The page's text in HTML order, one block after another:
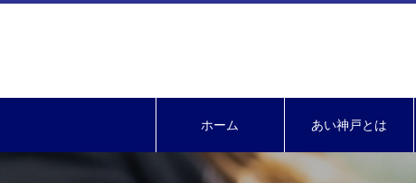
ホーム あい神戸とは